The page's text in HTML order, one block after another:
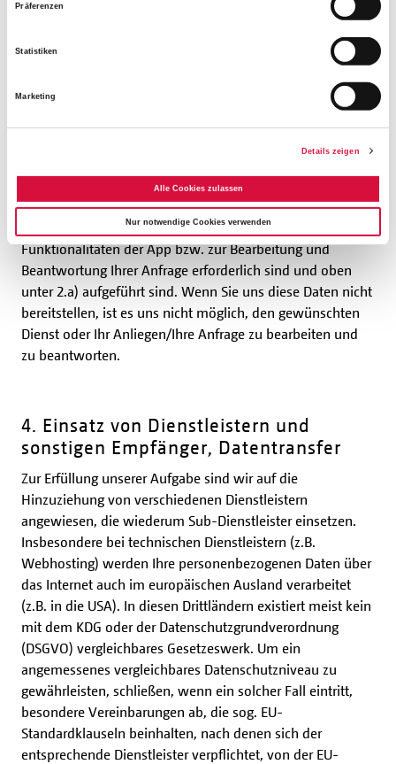
Präferenzen
Statistiken
Marketing
Details zeigen
Alle Cookies zulassen
Nur notwendige Cookies verwenden
§ 6 Abs. 1 Satz 1 lit. g) KDG, die Verarbeitung erfolgt im
personenbezogenen Daten
Dienste nutzen möchten oder uns z.B. kontaktieren
wollen, müssen Sie diejenigen personenbezogenen Daten
bereitstellen, die für die Nutzung der betreff enden
Funktionalitäten der App bzw. zur Bearbeitung und
Beantwortung Ihrer Anfrage erforderlich sind und oben
unter 2.a) aufgeführt sind. Wenn Sie uns diese Daten nicht
bereitstellen, ist es uns nicht möglich, den gewünschten
Dienst oder Ihr Anliegen/Ihre Anfrage zu bearbeiten und
zu beantworten.
4. Einsatz von Dienstleistern und
sonstigen Empfänger, Datentransfer
Zur Erfüllung unserer Aufgabe sind wir auf die
Hinzuziehung von verschiedenen Dienstleistern
angewiesen, die wiederum Sub-Dienstleister einsetzen.
Insbesondere bei technischen Dienstleistern (z.B.
Webhosting) werden Ihre personenbezogenen Daten über
das Internet auch im europäischen Ausland verarbeitet
(z.B. in die USA). In diesen Drittländern existiert meist kein
mit dem KDG oder der Datenschutzgrundverordnung
(DSGVO) vergleichbares Gesetzeswerk. Um ein
angemessenes vergleichbares Datenschutzniveau zu
gewährleisten, schließen, wenn ein solcher Fall eintritt,
besondere Vereinbarungen ab, die sog. EU-
Standardklauseln beinhalten, nach denen sich der
entsprechende Dienstleister verpflichtet, von der EU-